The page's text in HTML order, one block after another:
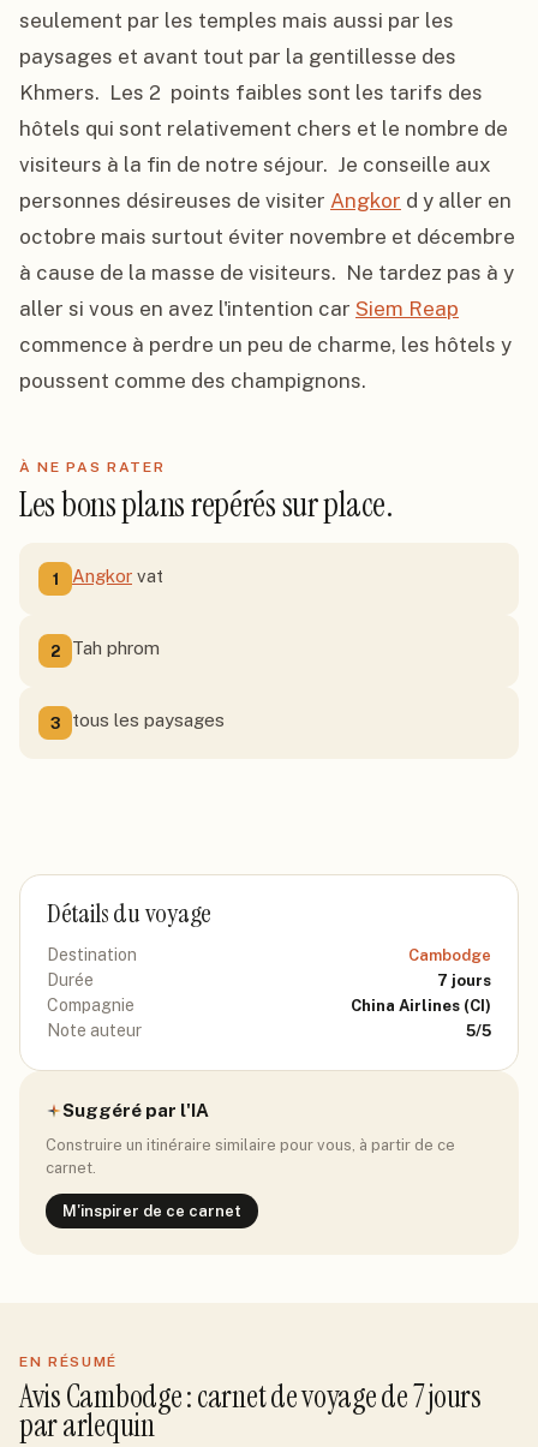
seulement par les temples mais aussi par les
paysages et avant tout par la gentillesse des
Khmers.  Les 2  points faibles sont les tarifs des
hôtels qui sont relativement chers et le nombre de
visiteurs à la fin de notre séjour.  Je conseille aux
personnes désireuses de visiter Angkor d y aller en
octobre mais surtout éviter novembre et décembre
à cause de la masse de visiteurs.  Ne tardez pas à y
aller si vous en avez l'intention car Siem Reap
commence à perdre un peu de charme, les hôtels y
poussent comme des champignons.
À NE PAS RATER
Les bons plans repérés sur place.
1 Angkor vat
2 Tah phrom
3 tous les paysages
Détails du voyage
Destination Cambodge
Durée 7 jours
Compagnie China Airlines (CI)
Note auteur 5/5
Suggéré par l'IA
Construire un itinéraire similaire pour vous, à partir de ce
carnet.
M'inspirer de ce carnet
EN RÉSUMÉ
AvisCambodge: carnet de voyage de7jours
pararlequin